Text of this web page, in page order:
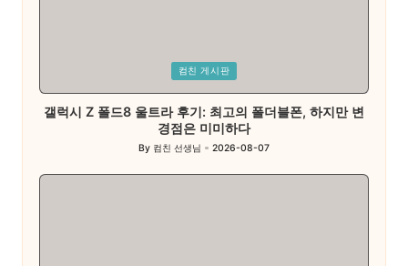
컴친 게시판
갤럭시 Z 폴드8 울트라 후기: 최고의 폴더블폰, 하지만 변
경점은 미미하다
Posted
By 컴친 선생님 2026-08-07